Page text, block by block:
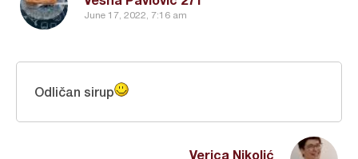
June 17, 2022, 7:16 am
Verica Nikolić
Odličan sirup